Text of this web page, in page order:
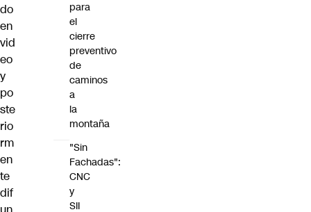
do
en
vid
eo
y
po
ste
rio
rm
en
te
dif
para
el
cierre
preventivo
de
caminos
a
la
montaña
"Sin
Fachadas":
CNC
y
SII